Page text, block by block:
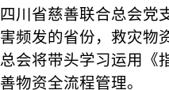
四川省慈善联合总会党
害频发的省份，救灾物
总会将带头学习运用《
善物资全流程管理。